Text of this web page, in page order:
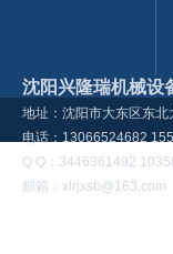
沈阳兴隆瑞机械设
地址：沈阳市大东区东
电话：13066524682
Q Q：3446361492
邮箱：xlrjxsb@163.com